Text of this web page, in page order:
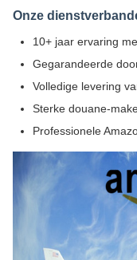
Onze
10+ jaar ervaring
Gegarandeerde
Volledige levering
Sterke douane-
Professionele